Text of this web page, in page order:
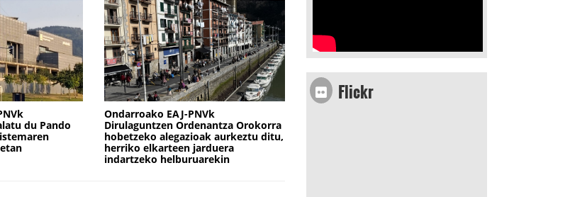
du Pando
Ondarroako EAJ-PNVk
Dirulaguntzen Ordenantza Orokorra
hobetzeko alegazioak aurkeztu ditu,
herriko elkarteen jarduera
indartzeko helburuarekin
Flickr